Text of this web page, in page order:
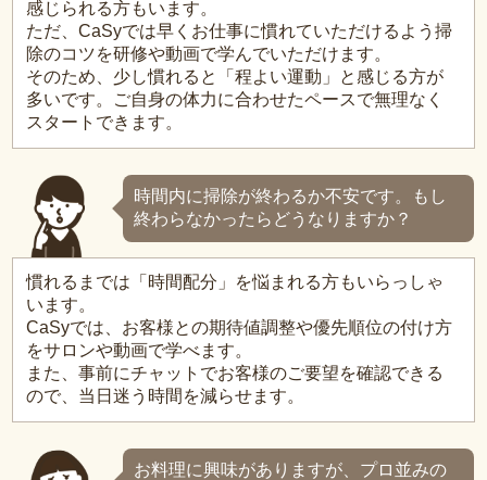
感じられる方もいます。
ただ、CaSyでは早くお仕事に慣れていただけるよう掃
除のコツを研修や動画で学んでいただけます。
そのため、少し慣れると「程よい運動」と感じる方が
多いです。ご自身の体力に合わせたペースで無理なく
スタートできます。
時間内に掃除が終わるか不安です。もし
終わらなかったらどうなりますか？
慣れるまでは「時間配分」を悩まれる方もいらっしゃ
います。
CaSyでは、お客様との期待値調整や優先順位の付け方
をサロンや動画で学べます。
また、事前にチャットでお客様のご要望を確認できる
ので、当日迷う時間を減らせます。
お料理に興味がありますが、プロ並みの